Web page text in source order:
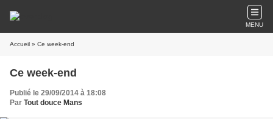
MENU
Accueil » Ce week-end
Ce week-end
Publié le 29/09/2014 à 18:08
Par Tout douce Mans